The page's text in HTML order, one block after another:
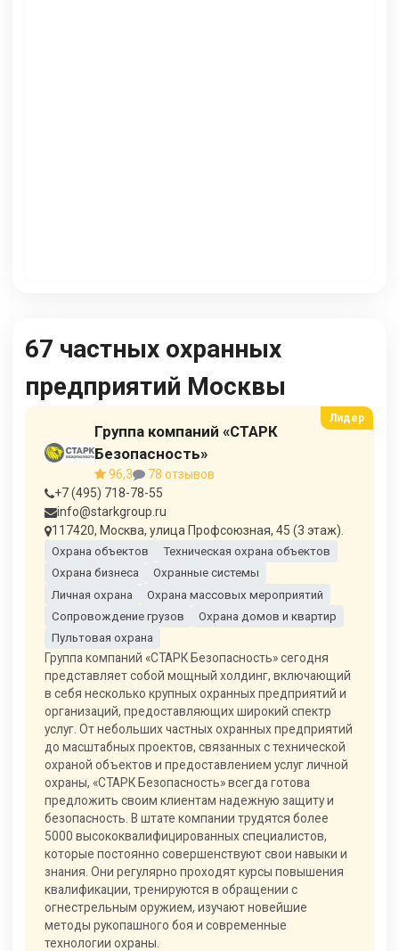
67 частных охранных
предприятий Москвы
Группа компаний «СТАРК
Безопасность»
96,3
78 отзывов
+7 (495) 718-78-55
info@starkgroup.ru
117420, Москва, улица Профсоюзная, 45 (3 этаж).
Охрана объектов
Техническая охрана объектов
Охрана бизнеса
Охранные системы
Личная охрана
Охрана массовых мероприятий
Сопровождение грузов
Охрана домов и квартир
Пультовая охрана
Группа компаний «СТАРК Безопасность» сегодня
представляет собой мощный холдинг, включающий
в себя несколько крупных охранных предприятий и
организаций, предоставляющих широкий спектр
услуг. От небольших частных охранных предприятий
до масштабных проектов, связанных с технической
охраной объектов и предоставлением услуг личной
охраны, «СТАРК Безопасность» всегда готова
предложить своим клиентам надежную защиту и
безопасность. В штате компании трудятся более
5000 высококвалифицированных специалистов,
которые постоянно совершенствуют свои навыки и
знания. Они регулярно проходят курсы повышения
квалификации, тренируются в обращении с
огнестрельным оружием, изучают новейшие
методы рукопашного боя и современные
технологии охраны.